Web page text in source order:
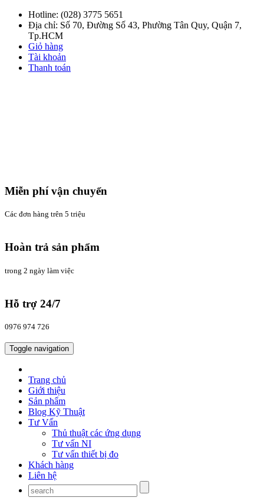
Hotline: (028) 3775 5651
Địa chỉ: Số 70, Đường Số 43, Phường Tân Quy, Quận 7,
Tp.HCM
Giỏ hàng
Tài khoản
Thanh toán
Miễn phí vận chuyển
Các đơn hàng trên 5 triệu
Hoàn trả sản phẩm
trong 2 ngày làm việc
Hỗ trợ 24/7
0976 974 726
Toggle navigation
Trang chủ
Giới thiệu
Sản phẩm
Blog Kỹ Thuật
Tư Vấn
Thủ thuật các ứng dụng
Tư vấn NI
Tư vấn thiết bị đo
Khách hàng
Liên hệ